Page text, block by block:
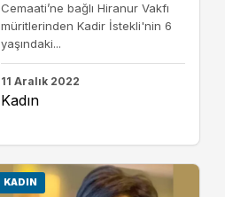
Cemaati’ne bağlı Hiranur Vakfı
müritlerinden Kadir İstekli'nin 6
yaşındaki...
11 Aralık 2022
Kadın
KADIN